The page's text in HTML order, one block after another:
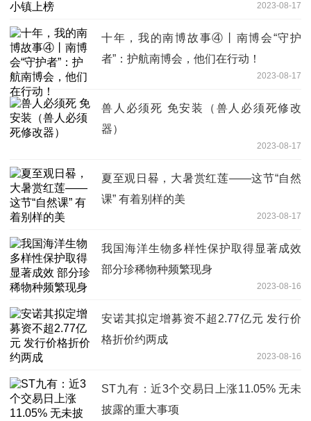
2023-08-17
十年，我的南博故事④丨南博会“守护
者”：护航南博会，他们在行动！
2023-08-17
兽人必须死 免安装（兽人必须死修改
器）
2023-08-17
夏至观日晷，大暑赏红莲——这节“自然
课” 有着别样的美
2023-08-17
我国海洋生物多样性保护取得显著成效
部分珍稀物种频繁现身
2023-08-16
安诺其拟定增募资不超2.77亿元 发行价
格折价约两成
2023-08-16
ST九有：近3个交易日上涨11.05% 无未
披露的重大事项